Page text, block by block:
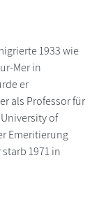
1933 wie
Mer in
er
als Professor für
of
Emeritierung
1971 in